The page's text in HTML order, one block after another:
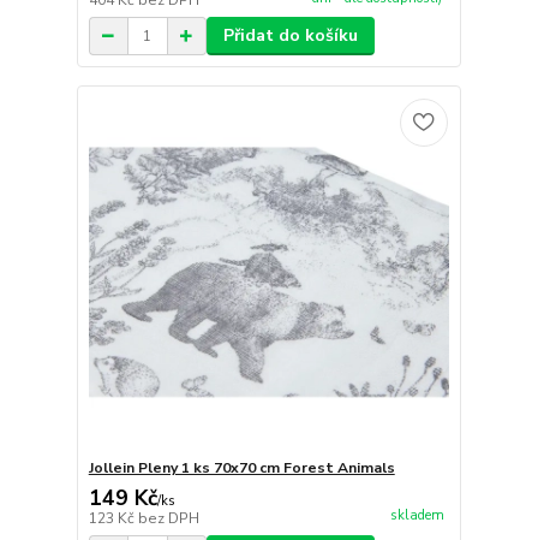
Přidat do košíku
Jollein Pleny 1 ks 70x70 cm Forest Animals
149 Kč/ks
123 Kč bez DPH skladem